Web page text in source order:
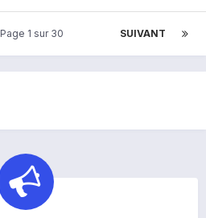
SUIVANT
Page 1 sur 30